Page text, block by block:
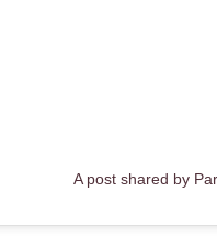
A post shared by